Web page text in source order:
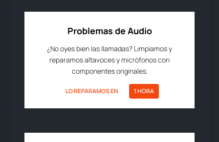
Problemas de Audio
¿No oyes bien las llamadas? Limpiamos y
reparamos altavoces y micrófonos con
componentes originales.
LO REPARAMOS EN 1 HORA